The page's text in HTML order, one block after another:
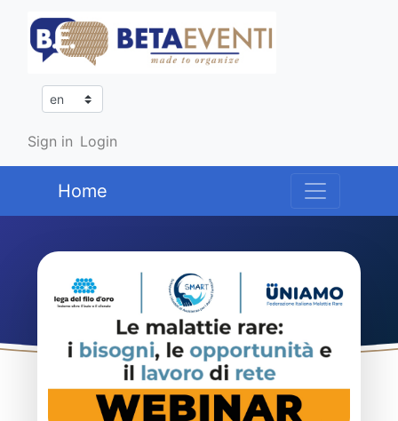
Sign in Login
Home